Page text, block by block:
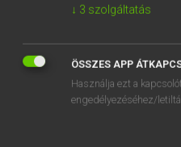
MICROSOFT
BEÉPÜLŐ
ONLINE
↓ 3 szolgáltatás
ÖSSZES APP
Használja ezt a
engedélyezéséhez/